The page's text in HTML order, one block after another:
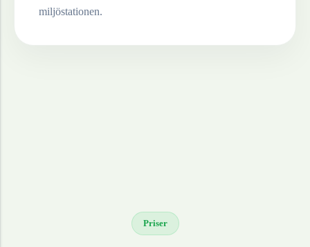
miljöstationen.
Priser